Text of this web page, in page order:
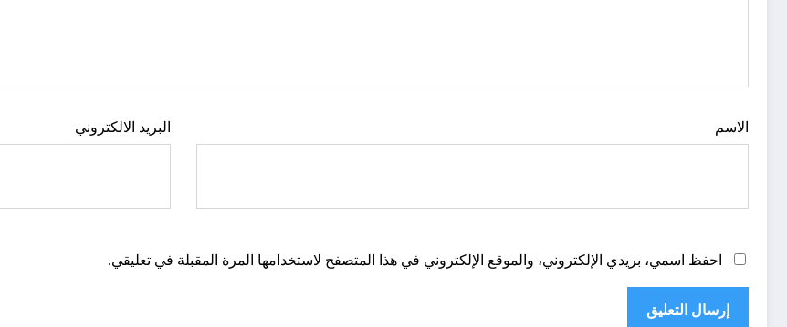
الاسم البريد الالكتروني
احفظ اسمي، بريدي الإلكتروني، والموقع الإلكتروني في هذا المتصفح لاستخدامها المرة المقبلة في تعليقي.